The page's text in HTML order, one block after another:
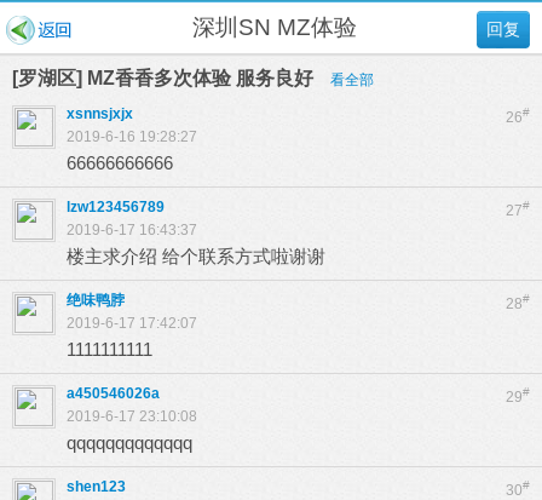
回复
深圳SN MZ体验
[罗湖区] MZ香香多次体验 服务良好 看全部
26#
xsnnsjxjx
2019-6-16 19:28:27
66666666666
27#
lzw123456789
2019-6-17 16:43:37
楼主求介绍 给个联系方式啦谢谢
28#
绝味鸭脖
2019-6-17 17:42:07
1111111111
29#
a450546026a
2019-6-17 23:10:08
qqqqqqqqqqqqq
30#
shen123